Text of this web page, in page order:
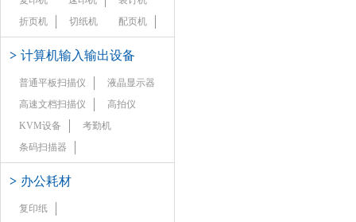
折页机
切纸机 配页机
> 计算机输入输出设备
普通平板扫描仪
液晶显示器
高速文档扫描仪
高拍仪
KVM设备
考勤机
条码扫描器
> 办公耗材
复印纸